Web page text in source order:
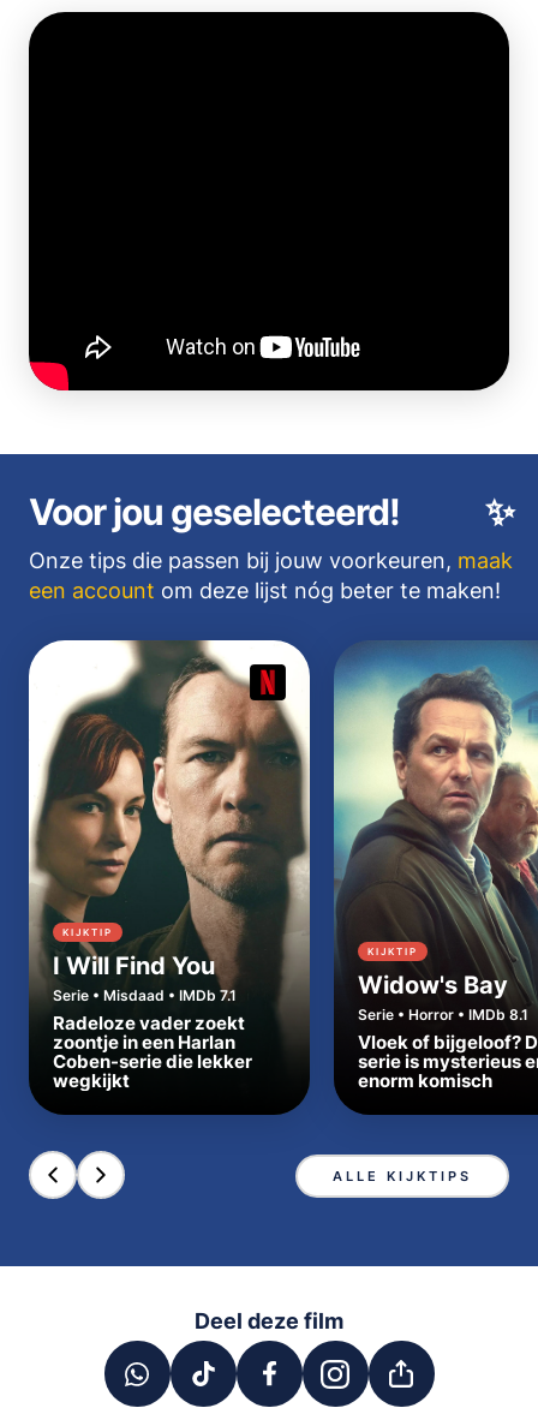
✨
Voor jou geselecteerd!
Onze tips die passen bij jouw voorkeuren, maak
een account om deze lijst nóg beter te maken!
KIJKTIP
I Will Find You
Serie • Misdaad • IMDb 7.1
Radeloze vader zoekt
zoontje in een Harlan
Coben-serie die lekker
wegkijkt
KIJKTIP
Widow's Bay
Serie • Horror • IMDb 8.1
Vloek of bijgeloof?
serie is mysterieus
enorm komisch
ALLE KIJKTIPS
Deel deze film